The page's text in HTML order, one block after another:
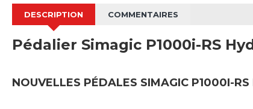
DESCRIPTION COMMENTAIRES
Pédalier Simagic P1000i-RS
NOUVELLES PÉDALES SIMAGIC P1000I-RS